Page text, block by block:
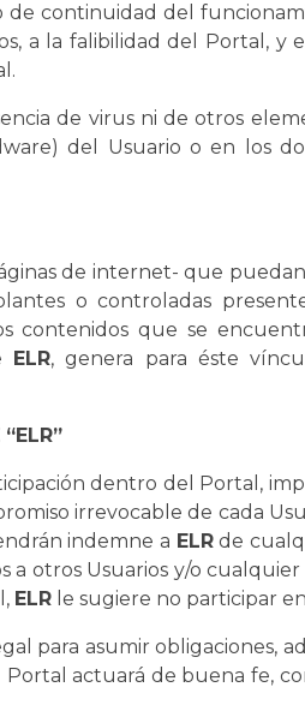
continuidad del
a la falibilidad del Portal,
de virus ni de otros
del Usuario o en los
de internet- que puedan
o controladas
contenidos que se
ELR, genera para éste
dentro del Portal,
irrevocable de cada
indemne a ELRde
otros Usuarios y/o
ELR le sugiere no participar
para asumir obligaciones,
actuará de buena fe,